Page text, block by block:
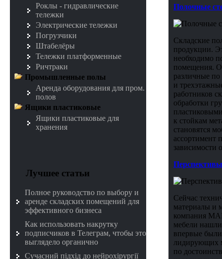
Роклы - гидравлические
тележки
Электрические тележки
Погрузчики
Штабелёры
Тележки платформенные
Ричтраки
Промышленные полы
Аренда оборудования для пром.
полов
Ящики пластиковые
Ящики пластиковые для
хранения
Лучшее статьи
Полное руководство по выбору и
аренде складских помещений для
эффективного бизнеса
Как использовать накрутку
подписчиков в Телеграм, чтобы это
выглядело органично
Сучасний підхід до нейрохірургії
Полочные
Складские
продукции.
необходимо
помещения.
различные
и
работников
обработки
к стойкам
становятся
ассортимент
зависимости
Сейчас
материалы и
компания
мебели
впервые были
лидирующих
по